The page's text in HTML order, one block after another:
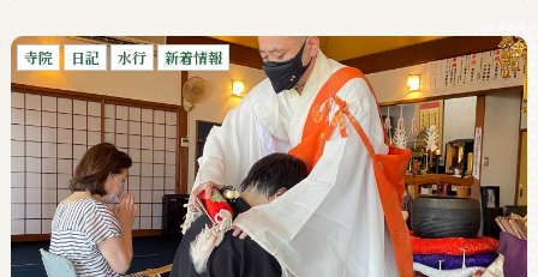
寺院 日記 水行 新着情報